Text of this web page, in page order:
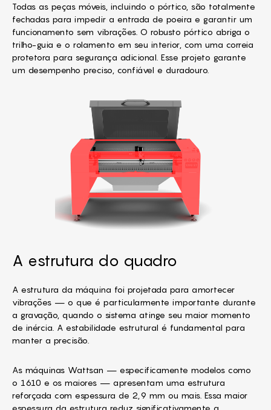
Todas as peças móveis, incluindo o pórtico, são totalmente
fechadas para impedir a entrada de poeira e garantir um
funcionamento sem vibrações. O robusto pórtico abriga o
trilho-guia e o rolamento em seu interior, com uma correia
protetora para segurança adicional. Esse projeto garante
um desempenho preciso, confiável e duradouro.
A estrutura do quadro
A estrutura da máquina foi projetada para amortecer
vibrações — o que é particularmente importante durante
a gravação, quando o sistema atinge seu maior momento
de inércia. A estabilidade estrutural é fundamental para
manter a precisão.
As máquinas Wattsan — especificamente modelos como
o 1610 e os maiores — apresentam uma estrutura
reforçada com espessura de 2,9 mm ou mais. Essa maior
espessura da estrutura reduz significativamente a